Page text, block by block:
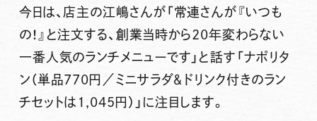
今日は、店主の江嶋さんが「常連さんが『いつも
の！』と注文する、創業当時から20年変わらない
一番人気のランチメニューです」と話す 「ナポリタ
ン（単品770円／ミニサラダ＆ドリンク付きのラン
チセットは1,045円）」 に注目します。